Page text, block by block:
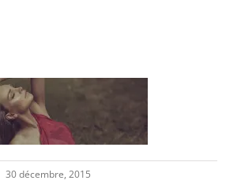
DÉCOUVRIR
VENIR
30 décembre, 2015